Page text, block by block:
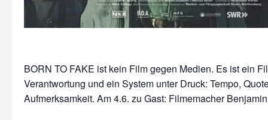
BORN TO FAKE ist kein Film gegen Medien. Es ist ein
Verantwortung und ein System unter Druck: Tempo,
Aufmerksamkeit. Am 4.6. zu Gast: Filmemacher